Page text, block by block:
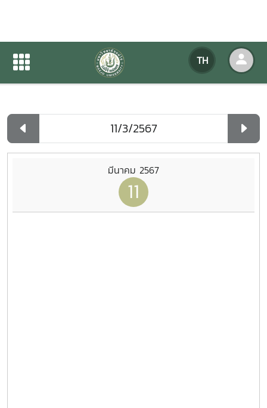
TH
ปฏิทินกิจกรรมของหน่วยงาน
ปฏิทินกิจกรรมของหน่วยงาน
มีนาคม 2567
11